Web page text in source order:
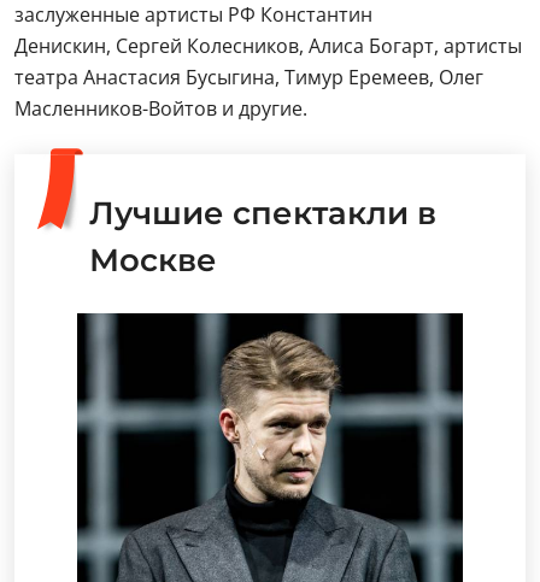
заслуженные артисты РФ Константин
Денискин, Сергей Колесников, Алиса Богарт, артисты
театра Анастасия Бусыгина, Тимур Еремеев, Олег
Масленников-Войтов и другие.
Лучшие спектакли в
Москве